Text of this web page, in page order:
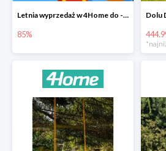
Letnia wyprzedaż w 4Home do -85%
85%